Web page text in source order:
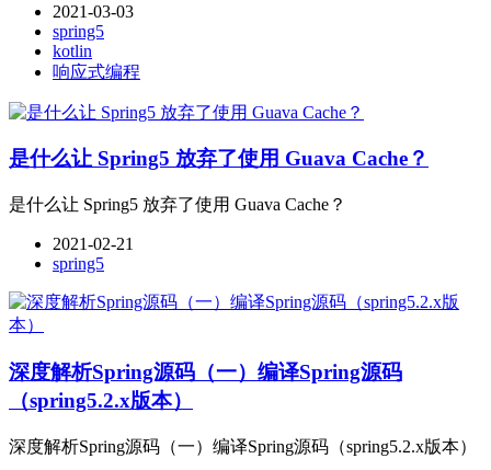
2021-03-03
spring5
kotlin
响应式编程
是什么让 Spring5 放弃了使用 Guava Cache？
是什么让 Spring5 放弃了使用 Guava Cache？
2021-02-21
spring5
深度解析Spring源码（一）编译Spring源码
（spring5.2.x版本）
深度解析Spring源码（一）编译Spring源码（spring5.2.x版本）